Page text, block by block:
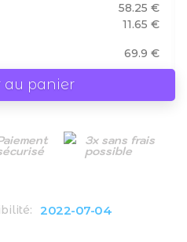
58.25 €
11.65 €
69.9 €
au panier
3x sans frais
possible
2022-07-04